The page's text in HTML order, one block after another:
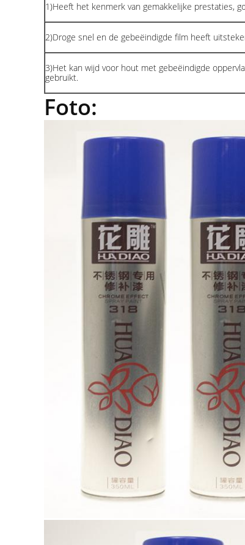
1)Heeft het kenmerk van gemakkelijke prestaties,
2)Droge snel en de gebeëindigde film heeft
3)Het kan wijd voor hout met gebeëindigde
gebruikt.
Foto: